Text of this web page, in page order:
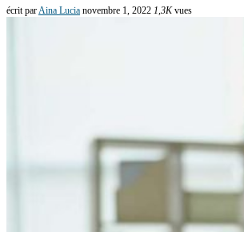
écrit parAina Lucia novembre 1, 2022 1,3Kvues